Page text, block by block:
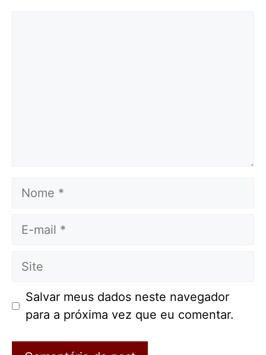
Nome
E-
Site
Salvar meus dados neste navegador
para a próxima vez que eu comentar.